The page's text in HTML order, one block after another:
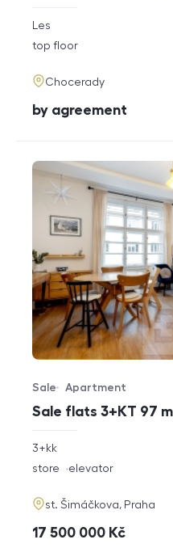
rozměry
Les
funkce
top floor
adresa
Chocerady
cena
by agreement
Sale flats 3+KT 97
Offer type
Sale
Property type
Apartment
rozměry
disposition
3+kk
funkce
store elevator
adresa
st. Šimáčkova, Praha
cena
17 500 000 Kč